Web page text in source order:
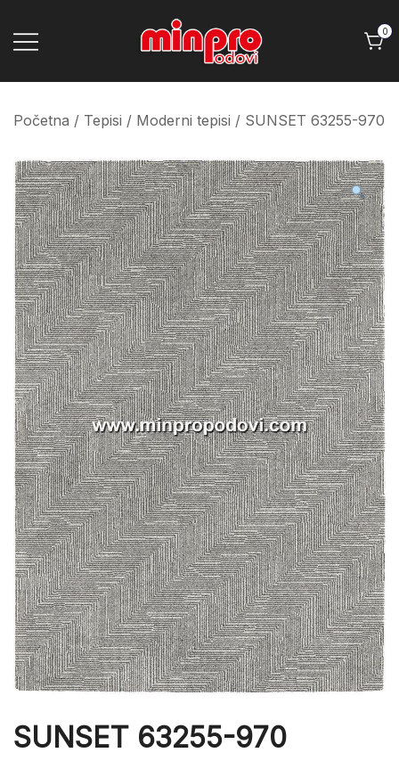
Minpro podovi
0
Početna / Tepisi / Moderni tepisi / SUNSET 63255-970
SUNSET 63255-970